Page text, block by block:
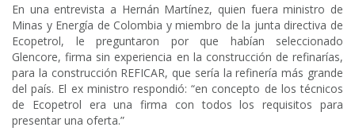
En una entrevista a Hernán Martínez, quien fuera ministro de
Minas y Energía de Colombia y miembro de la junta directiva de
Ecopetrol, le preguntaron por que habían seleccionado
Glencore, firma sin experiencia en la construcción de refinarías,
para la construcción REFICAR, que sería la refinería más grande
del país. El ex ministro respondió: “en concepto de los técnicos
de Ecopetrol era una firma con todos los requisitos para
presentar una oferta.”